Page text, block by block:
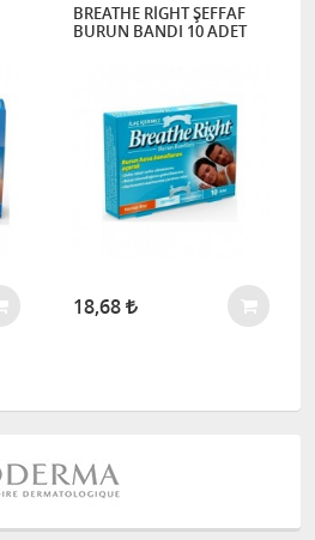
BREATHE RİGHT ŞEFFAF
BURUN BANDI 10 ADET
18,68